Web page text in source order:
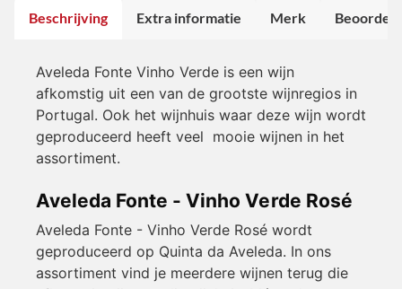
Beschrijving Extra informatie Merk
Aveleda Fonte Vinho Verde is een wijn
afkomstig uit een van de grootste wijnregios in
Portugal. Ook het wijnhuis waar deze wijn wordt
geproduceerd heeft veel mooie wijnen in het
assortiment.
Aveleda Fonte - Vinho Verde Rosé
Aveleda Fonte - Vinho Verde Rosé wordt
geproduceerd op Quinta da Aveleda. In ons
assortiment vind je meerdere wijnen terug die